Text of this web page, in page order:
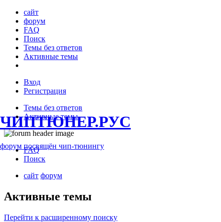
сайт
форум
FAQ
Поиск
Темы без ответов
Активные темы
Вход
Регистрация
Темы без ответов
Активные темы
ЧИПТЮНЕР.РУС
форум посвящён чип-тюнингу
FAQ
Поиск
сайт форум
Активные темы
Перейти к расширенному поиску